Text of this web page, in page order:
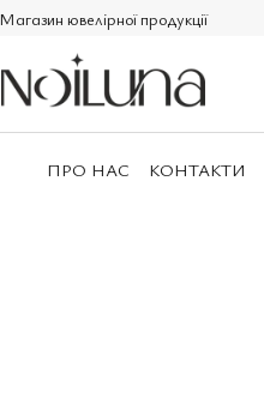
Магазин ювелірної продукції
ПРО НАС КОНТАКТИ